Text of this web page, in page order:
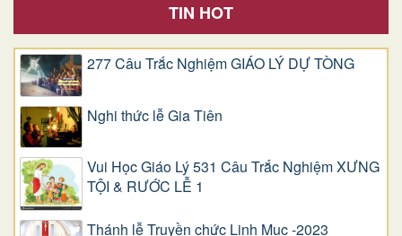
TIN HOT
277 Câu Trắc Nghiệm GIÁO LÝ DỰ TÒNG
Nghi thức lễ Gia Tiên
Vui Học Giáo Lý 531 Câu Trắc Nghiệm XƯNG
TỘI & RƯỚC LỄ 1
Thánh lễ Truyền chức Linh Mục -2023